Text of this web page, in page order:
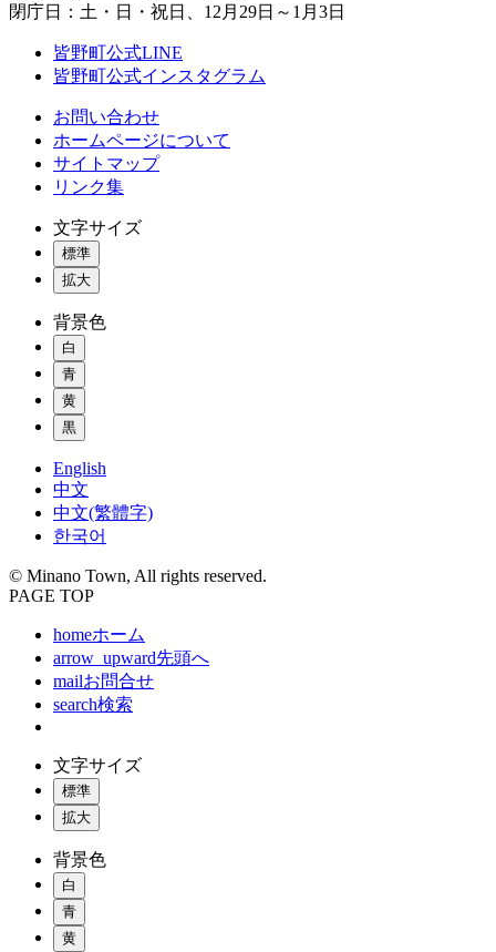
閉庁日：土・日・祝日、12月29日～1月3日
皆野町公式LINE
皆野町公式インスタグラム
お問い合わせ
ホームページについて
サイトマップ
リンク集
文字サイズ
標準
拡大
背景色
白
青
黄
黒
English
中文
中文(繁體字)
한국어
© Minano Town, All rights reserved.
PAGE TOP
homeホーム
arrow_upward先頭へ
mailお問合せ
search検索
文字サイズ
標準
拡大
背景色
白
青
黄